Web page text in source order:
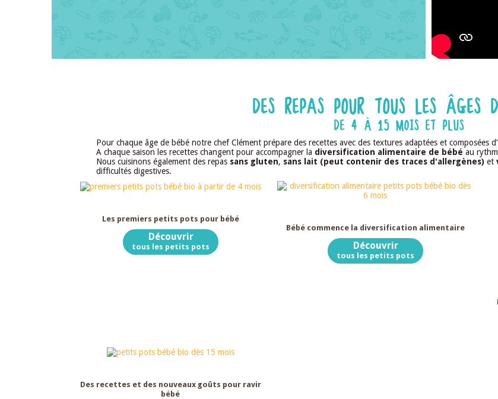
DES REPAS POUR TOUS LES ÂGES
DE 4 À 15 MOIS ET PLUS
Pour chaque âge de bébé notre chef Clément prépare des recettes avec des textures adaptées et composées d’
A chaque saison les recettes changent pour accompagner la diversification alimentaire de bébé au
Nous cuisinons également des repas sans gluten, sans lait (peut contenir des traces d'allergènes) et
difficultés digestives.
Les premiers petits pots pour bébé
Découvrir
tous les petits pots
Bébé commence la diversification alimentaire
Découvrir
tous les petits pots
Des recettes et des nouveaux goûts pour ravir
bébé